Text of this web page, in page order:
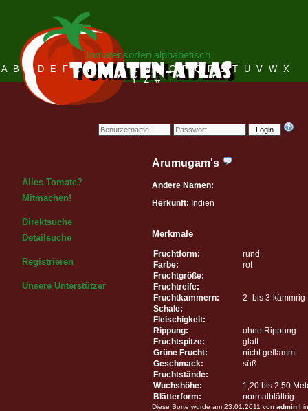
Login
Tomatensorten alphabetisch
A B C D E F G H I J K L M N O P Q R S T U V W X
Y Z #
Alles Tomate?
Mitmachen!
Direktsuche
Detailsuche
Registrieren
Unsere Unterstützer
Arumugam's
Andere Namen:
Herkunft: Indien
Merkmale
Fruchtform:
rund
Farbe:
rot
Fruchtgröße:
Fruchtreife:
Fruchtkammern:
2- bis 3-kämmrig
Schale:
Fleischigkeit:
Rippung:
ohne Rippung
Fruchtspitze:
glatt
Grüne Frucht:
nicht geflammt
Geschmack:
süß
Fruchtstände:
Wuchshöhe:
1,20 bis 2,50
Blätterform:
normalblättrig
Diese Sorte wurde am 23.01.2011 von admin